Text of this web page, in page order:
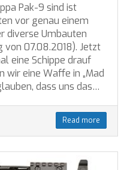
Pak-9 sind ist
vor genau einem
diverse Umbauten
07.08.2018). Jetzt
eine Schippe drauf
wir eine Waffe in „Mad
dass uns das…
Read more